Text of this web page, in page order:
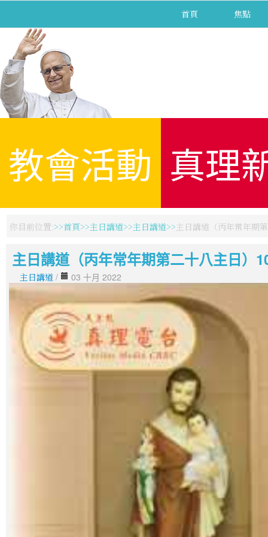
首頁 焦點
教會活動 真理
你目前位置: 首頁 主日講道 主日講道 主日講道（丙年常年期
主日講道（丙年常年期第二十八主日）
主日講道 / 03 十月 2022